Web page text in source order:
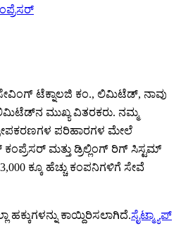
ಟೆಕ್ನಾಲಜಿ ಕಂ., ಲಿಮಿಟೆಡ್, ನಾವು
ಮುಖ್ಯ ವಿತರಕರು. ನಮ್ಮ
ಪರಿಹಾರಗಳ ಮೇಲೆ
ಕಂಪ್ರೆಸರ್ ಮತ್ತು ಡ್ರಿಲ್ಲಿಂಗ್ ರಿಗ್ ಸಿಸ್ಟಮ್
ಕ್ಕೂ ಹೆಚ್ಚು ಕಂಪನಿಗಳಿಗೆ ಸೇವೆ
ಹಕ್ಕುಗಳನ್ನು ಕಾಯ್ದಿರಿಸಲಾಗಿದೆ.ಸೈಟ್ಮ್ಯಾಪ್